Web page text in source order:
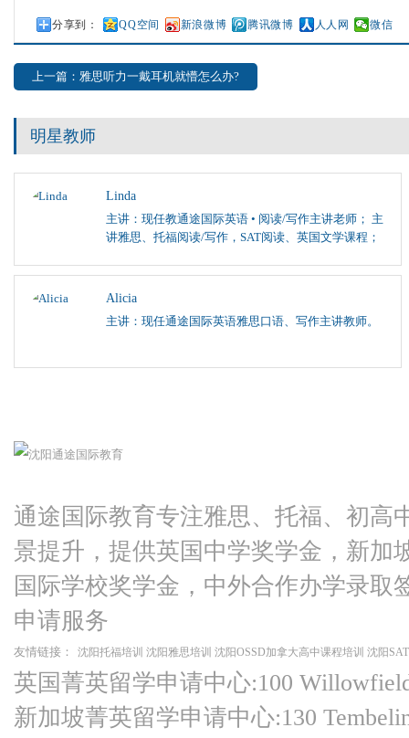
分享到： QQ空间 新浪微博 腾讯微博 人人网 微信
上一篇：雅思听力一戴耳机就懵怎么办?
明星教师
Linda
主讲：现任教通途国际英语 • 阅读/写作主讲老师； 主
讲雅思、托福阅读/写作，SAT阅读、英国文学课程；
Alicia
主讲：现任通途国际英语雅思口语、写作主讲教师。
通途国际教育专注雅思、托福、初高
景提升，提供英国中学奖学金，新加
国际学校奖学金，中外合作办学录取
申请服务
友情链接： 沈阳托福培训 沈阳雅思培训 沈阳OSSD加拿大高中课程培训 沈阳
英国菁英留学申请中心:100
新加坡菁英留学申请中心:130